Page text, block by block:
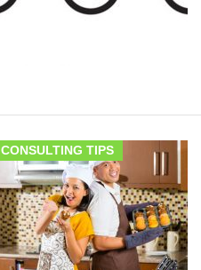
CONSULTING TIPS